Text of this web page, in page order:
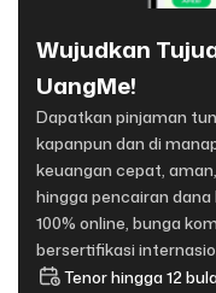
Wujudkan
UangMe!
Dapatkan pinjaman
kapanpun dan di
keuangan cepat,
hingga pencairan
100% online, bunga
bersertifikasi
Tenor hingga 12